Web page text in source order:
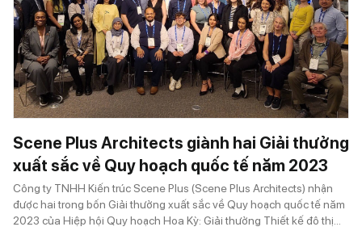
Scene Plus Architects giành hai Giải thưởng
xuất sắc về Quy hoạch quốc tế năm 2023
Công ty TNHH Kiến trúc Scene Plus (Scene Plus Architects) nhận
được hai trong bốn Giải thưởng xuất sắc về Quy hoạch quốc tế năm
2023 của Hiệp hội Quy hoạch Hoa Kỳ: Giải thưởng Thiết kế đô thị